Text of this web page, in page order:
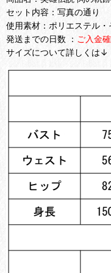
セット内容：写真の通り
使用素材：ポリエステル・
発送までの日数 ： ご入金
サイズについて詳しくは↓